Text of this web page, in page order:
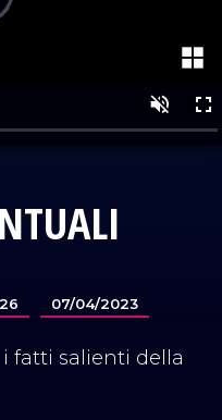
07/04/2023
fatti salienti della